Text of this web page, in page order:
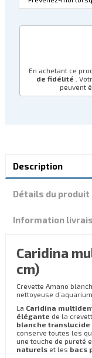
En achetant ce
de fidélité .
peuvent
Description
Détails du produit
Information
Caridina
cm)
Crevette Amano
nettoyeuse d’aquarium
La Caridina
élégante de la
blanche translucide
conserve toutes les
une touche de pureté
naturels et les bacs